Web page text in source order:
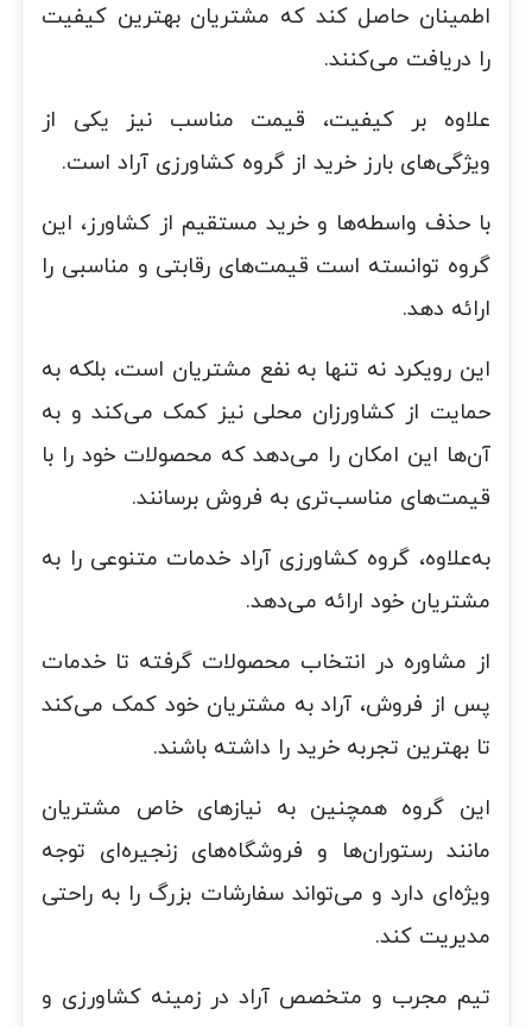
اطمینان حاصل کند که مشتریان بهترین کیفیت
را دریافت می‌کنند.
علاوه بر کیفیت، قیمت مناسب نیز یکی از
ویژگی‌های بارز خرید از گروه کشاورزی آراد است.
با حذف واسطه‌ها و خرید مستقیم از کشاورز، این
گروه توانسته است قیمت‌های رقابتی و مناسبی را
ارائه دهد.
این رویکرد نه تنها به نفع مشتریان است، بلکه به
حمایت از کشاورزان محلی نیز کمک می‌کند و به
آن‌ها این امکان را می‌دهد که محصولات خود را با
قیمت‌های مناسب‌تری به فروش برسانند.
به‌علاوه، گروه کشاورزی آراد خدمات متنوعی را به
مشتریان خود ارائه می‌دهد.
از مشاوره در انتخاب محصولات گرفته تا خدمات
پس از فروش، آراد به مشتریان خود کمک می‌کند
تا بهترین تجربه خرید را داشته باشند.
این گروه همچنین به نیازهای خاص مشتریان
مانند رستوران‌ها و فروشگاه‌های زنجیره‌ای توجه
ویژه‌ای دارد و می‌تواند سفارشات بزرگ را به راحتی
مدیریت کند.
تیم مجرب و متخصص آراد در زمینه کشاورزی و